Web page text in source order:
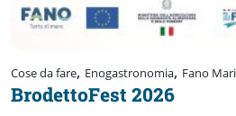
Cose da fare, Enogastronomia, Fano
BrodettoFest 2026